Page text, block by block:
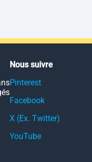
Nous suivre
Pinterest
Facebook
X (Ex. Twitter)
YouTube